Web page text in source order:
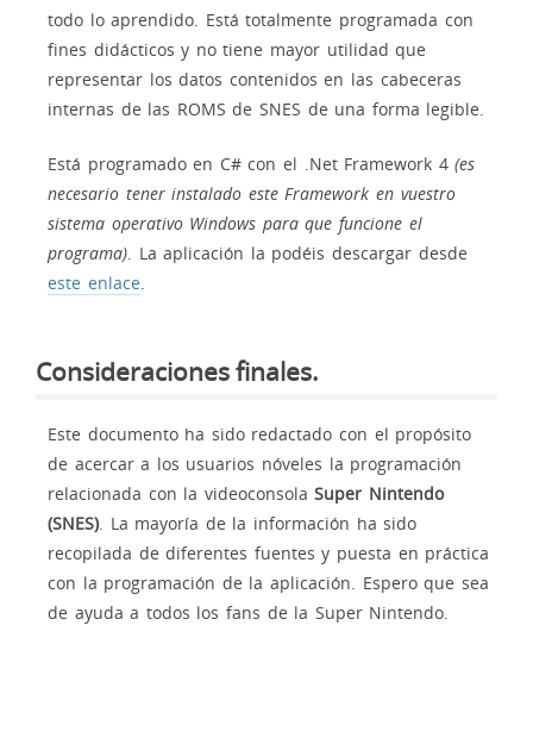
todo lo aprendido. Está totalmente programada con
fines didácticos y no tiene mayor utilidad que
representar los datos contenidos en las cabeceras
internas de las ROMS de SNES de una forma legible.
Está programado en C# con el .Net Framework 4(es
necesario tener instalado este Framework en vuestro
sistema operativo Windows para que funcione el
programa). La aplicación la podéis descargar desde
este enlace.
Consideraciones finales.
Este documento ha sido redactado con el propósito
de acercar a los usuarios nóveles la programación
relacionada con la videoconsolaSuper Nintendo
(SNES) . La mayoría de la información ha sido
recopilada de diferentes fuentes y puesta en práctica
con la programación de la aplicación. Espero que sea
de ayuda a todos los fans de la Super Nintendo.